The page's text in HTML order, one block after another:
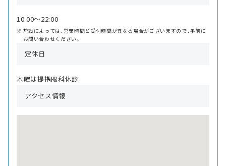
10:00〜22:00
施設によっては、営業時間と受付時間が異なる場合がございますので、事前に
お問い合わせください。
定休日
木曜は提携眼科休診
アクセス情報